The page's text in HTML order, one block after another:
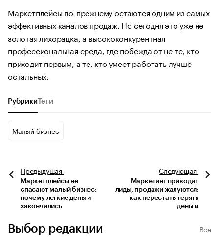
Маркетплейсы по-прежнему остаются одним из самых
эффективных каналов продаж. Но сегодня это уже не
золотая лихорадка, а высококонкурентная
профессиональная среда, где побеждают не те, кто
приходит первым, а те, кто умеет работать лучше
остальных.
Рубрики Теги
Малый бизнес
Предыдущая
Маркетплейсы не
спасают малый бизнес:
почему легкие деньги
закончились
Следующая
Маркетинг приводит
лиды, продажи жалуются:
как перестать терять
деньги
Выбор редакции Все